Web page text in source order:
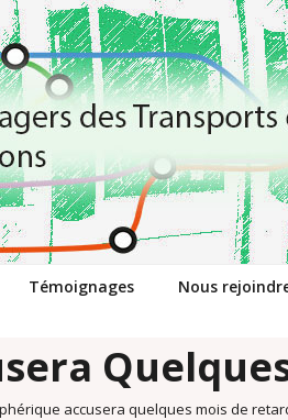
Témoignages Nous
accusera quelques mois de